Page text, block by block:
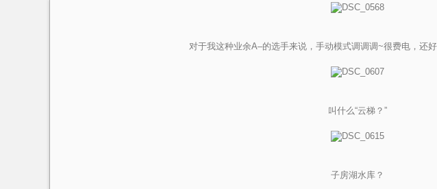
对于我这种业余A–的选手来说，手动模式调调调~很费电，还
叫什么“云梯？”
子房湖水库？